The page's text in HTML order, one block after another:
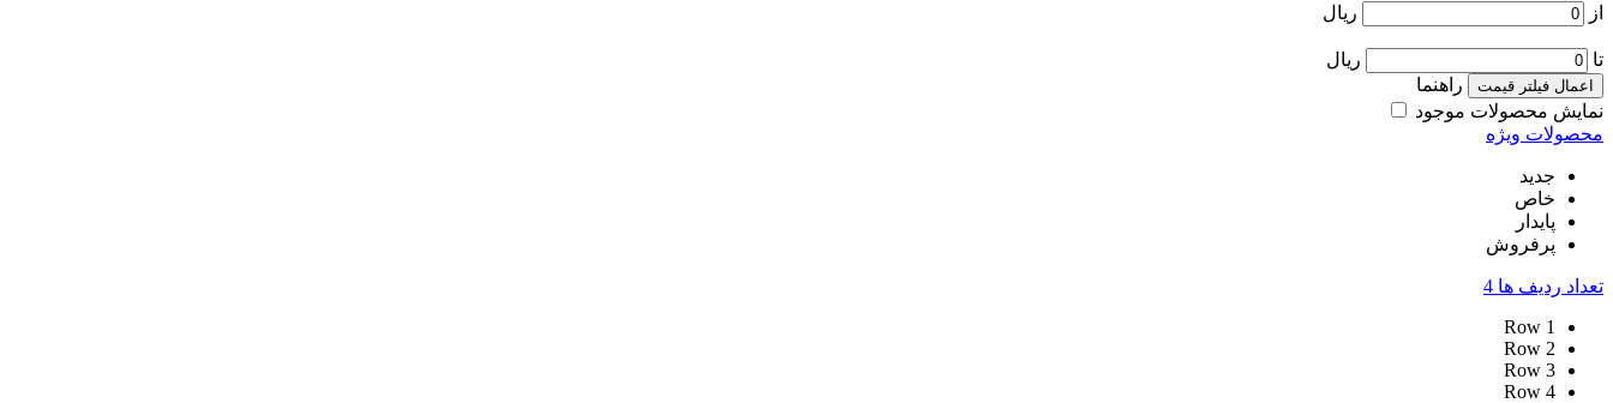
از ریال
تا ریال
اعمال فیلتر قیمت
راهنما
نمایش محصولات موجود
محصولات ویژه
جدید
خاص
پایدار
پرفروش
تعداد ردیف ها 4
1
Row
2
Row
3
Row
4
Row